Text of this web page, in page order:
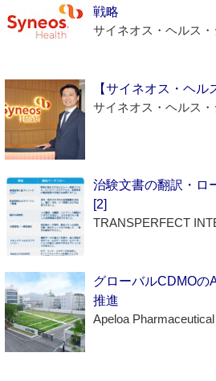
戦略
サイネオス・ヘルス
【サイネオス・ヘ
サイネオス・ヘルス
治験文書の翻訳・ロ
[2]
TRANSPERFECT
グローバルCDMOの
推進
Apeloa Pharmaceutical